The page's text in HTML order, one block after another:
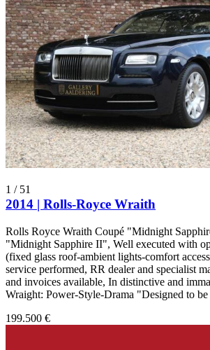
1 / 51
2014 | Rolls-Royce Wraith
Rolls Royce Wraith Coupé "Midnight
"Midnight Sapphire II", Well executed with
(fixed glass roof-ambient lights-comfort
service performed, RR dealer and specialist
and invoices available, In distinctive and
Wraight: Power-Style-Drama "Designed to
199.500 €